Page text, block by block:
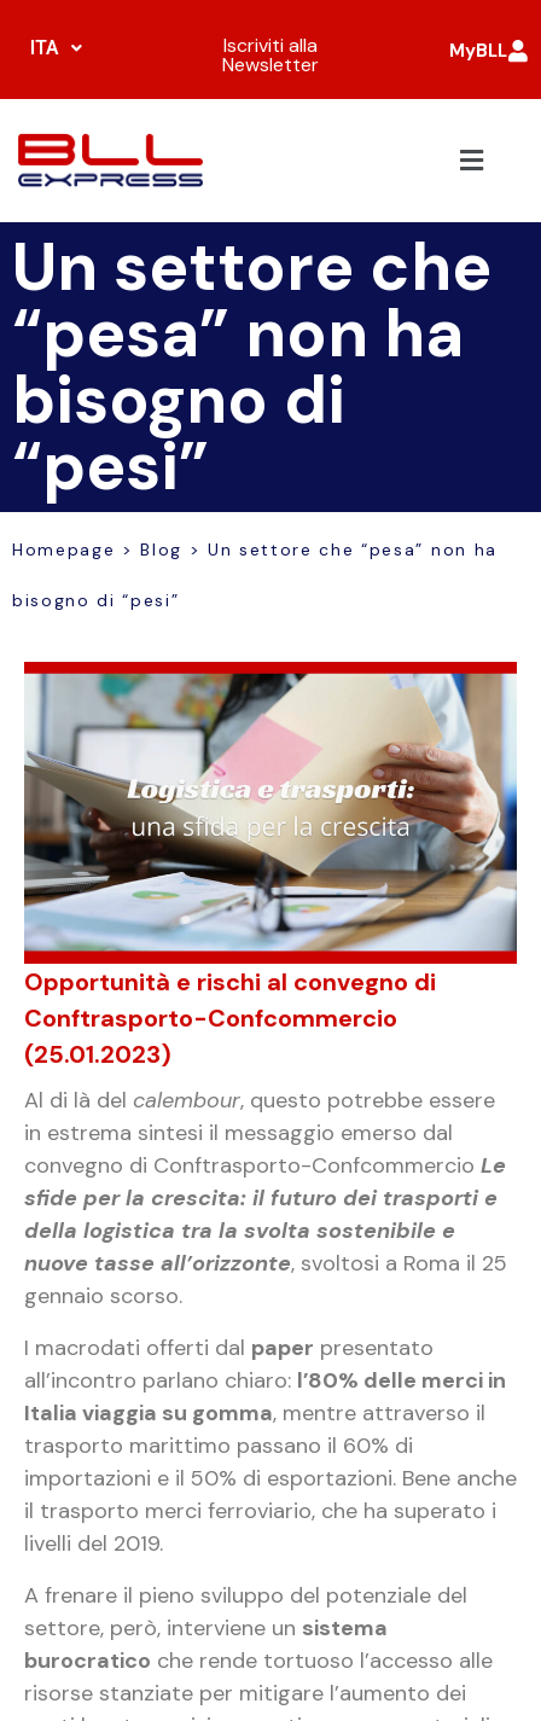
ITA Iscriviti alla
Newsletter
MyBLL
Un settore che
“pesa” non ha
bisogno di
“pesi”
Homepage >Blog >Un settore che “pesa” non ha
bisogno di “pesi”
Opportunità e rischi al convegno di
Conftrasporto-Confcommercio
(25.01.2023)
Al di là del calembour, questo potrebbe essere
in estrema sintesi il messaggio emerso dal
convegno di Conftrasporto-Confcommercio Le
sfide per la crescita: il futuro dei trasporti e
della logistica tra la svolta sostenibile e
nuove tasse all’orizzonte, svoltosi a Roma il 25
gennaio scorso.
I macrodati offerti dal paper presentato
all’incontro parlano chiaro: l’80% delle merci in
Italia viaggia su gomma, mentre attraverso il
trasporto marittimo passano il 60% di
importazioni e il 50% di esportazioni. Bene anche
il trasporto merci ferroviario, che ha superato i
livelli del 2019.
A frenare il pieno sviluppo del potenziale del
settore, però, interviene un sistema
burocratico che rende tortuoso l’accesso alle
risorse stanziate per mitigare l’aumento dei